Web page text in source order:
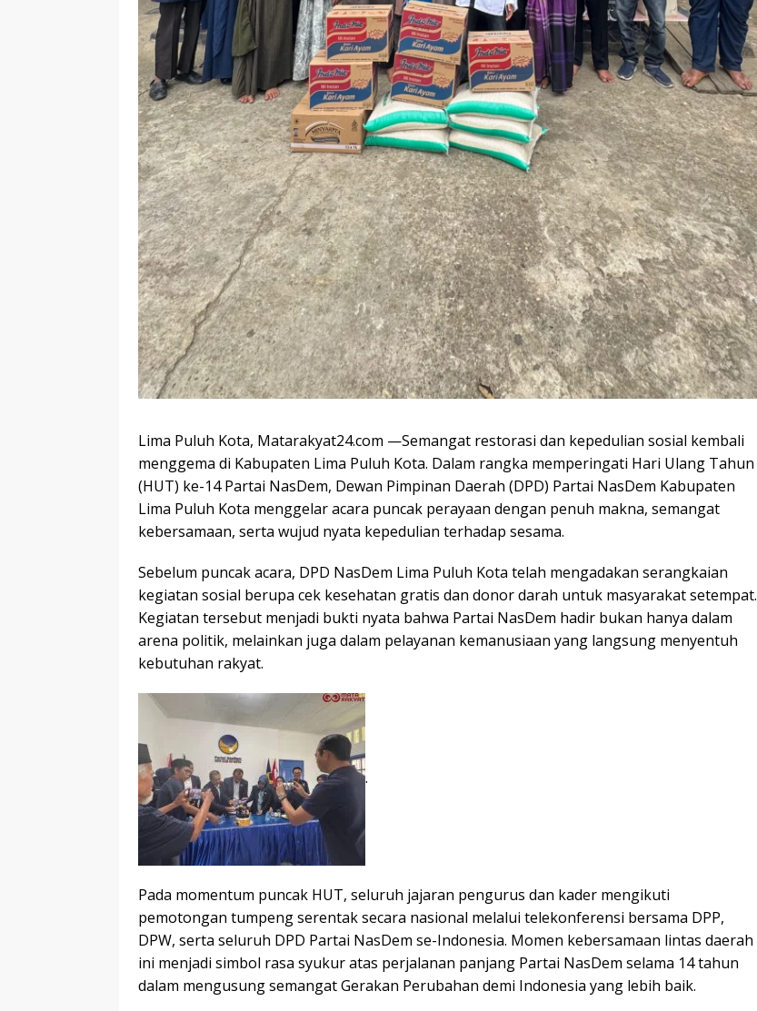
Lima Puluh Kota, Matarakyat24.com —Semangat restorasi dan kepedulian sosial kembali
menggema di Kabupaten Lima Puluh Kota. Dalam rangka memperingati Hari Ulang Tahun
(HUT) ke-14 Partai NasDem, Dewan Pimpinan Daerah (DPD) Partai NasDem Kabupaten
Lima Puluh Kota menggelar acara puncak perayaan dengan penuh makna, semangat
kebersamaan, serta wujud nyata kepedulian terhadap sesama.
Sebelum puncak acara, DPD NasDem Lima Puluh Kota telah mengadakan serangkaian
kegiatan sosial berupa cek kesehatan gratis dan donor darah untuk masyarakat setempat.
Kegiatan tersebut menjadi bukti nyata bahwa Partai NasDem hadir bukan hanya dalam
arena politik, melainkan juga dalam pelayanan kemanusiaan yang langsung menyentuh
kebutuhan rakyat.
.
Pada momentum puncak HUT, seluruh jajaran pengurus dan kader mengikuti
pemotongan tumpeng serentak secara nasional melalui telekonferensi bersama DPP,
DPW, serta seluruh DPD Partai NasDem se-Indonesia. Momen kebersamaan lintas daerah
ini menjadi simbol rasa syukur atas perjalanan panjang Partai NasDem selama 14 tahun
dalam mengusung semangat Gerakan Perubahan demi Indonesia yang lebih baik.